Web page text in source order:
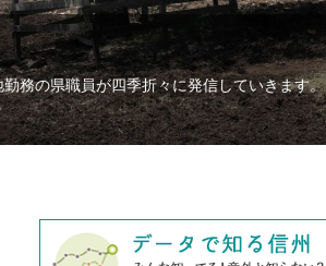
務の県職員が四季折々に発信していきます。